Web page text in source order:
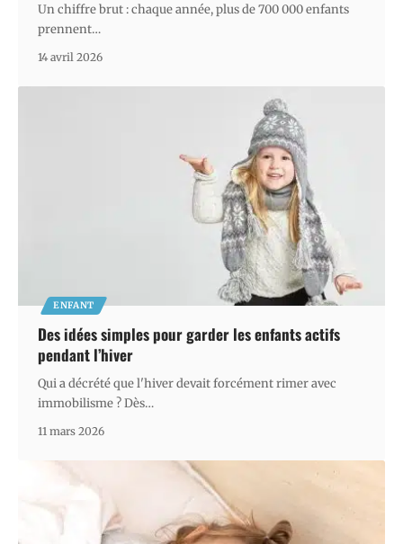
Un chiffre brut : chaque année, plus de 700 000 enfants
prennent…
14 avril 2026
ENFANT
Des idées simples pour garder les enfants actifs
pendant l’hiver
Qui a décrété que l'hiver devait forcément rimer avec
immobilisme ? Dès…
11 mars 2026